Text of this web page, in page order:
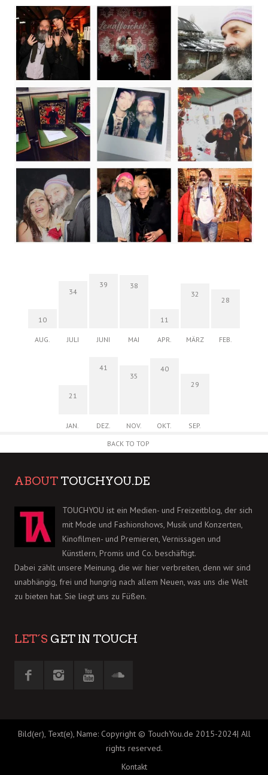
10
AUG.
34
JULI
39
JUNI
38
MAI
11
APR.
32
MÄRZ
28
FEB.
21
JAN.
41
DEZ.
35
NOV.
40
OKT.
29
SEP.
BACK TO TOP
ABOUT TOUCHYOU.DE
TOUCHYOU ist ein Medien- und Freizeitblog, der sich
mit Mode und Fashionshows, Musik und Konzerten,
Kinofilmen- und Premieren, Vernissagen und
Künstlern, Promis und Co. beschäftigt.
Dabei zählt unsere Meinung, die wir hier verbreiten, denn wir sind
unabhängig, frei und hungrig nach allem Neuen, was uns die Welt
zu bieten hat. Sie liegt uns zu Füßen.
LET´S GET IN TOUCH
Bild(er), Text(e), Name: Copyright © TouchYou.de 2015-2024| All
rights reserved.
Kontakt